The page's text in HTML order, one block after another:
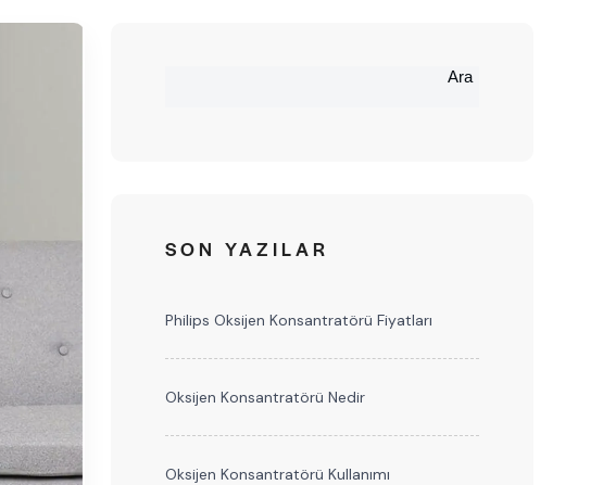
Ara
SON YAZILAR
Philips Oksijen Konsantratörü Fiyatları
Oksijen Konsantratörü Nedir
Oksijen Konsantratörü Kullanımı